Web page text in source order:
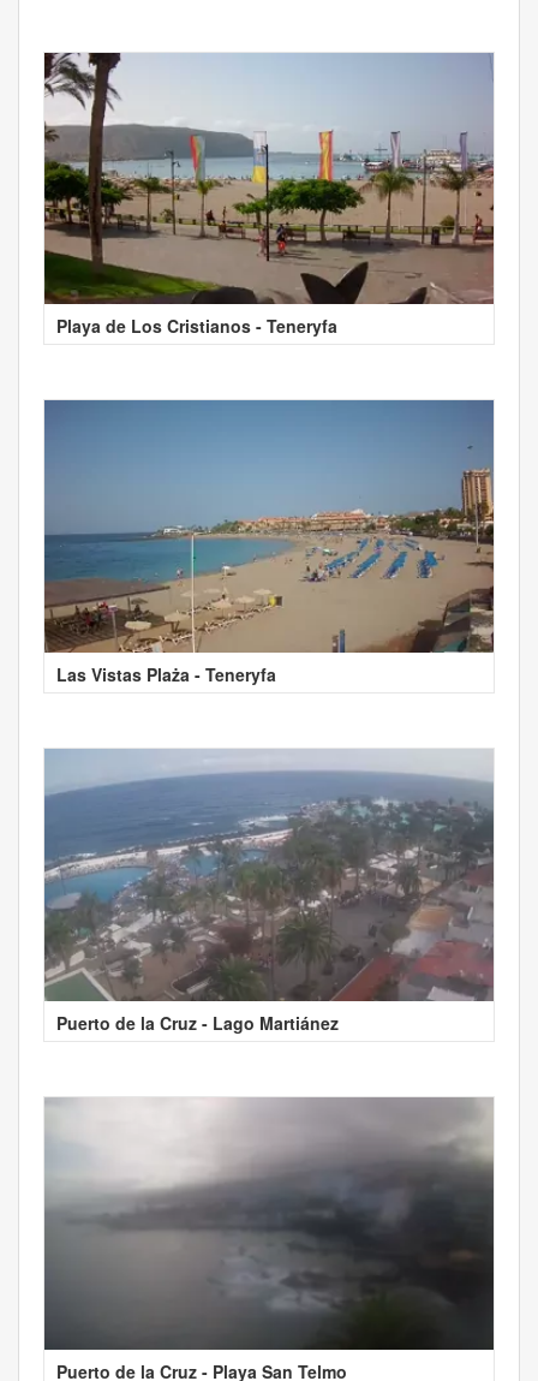
Playa de Los Cristianos - Teneryfa
Las Vistas Plaża - Teneryfa
Puerto de la Cruz - Lago Martiánez
Puerto de la Cruz - Playa San Telmo